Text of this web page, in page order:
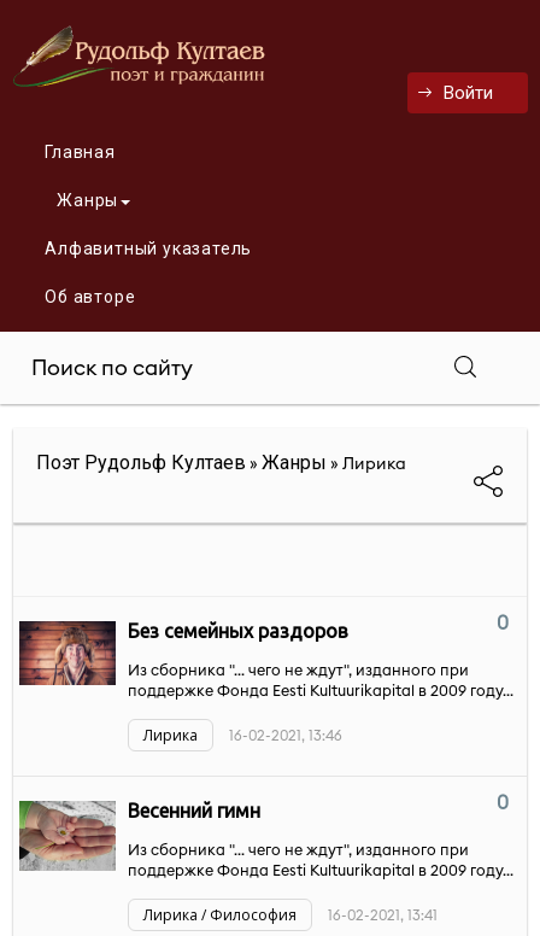
Войти
Главная
Жанры
Алфавитный указатель
Об авторе
Поэт Рудольф Култаев »Жанры » Лирика
0
Без семейных раздоров
Из сборника "... чего не ждут", изданного при
поддержке Фонда Eesti Kultuurikapital в 2009 году...
Лирика 16-02-2021, 13:46
0
Весенний гимн
Из сборника "... чего не ждут", изданного при
поддержке Фонда Eesti Kultuurikapital в 2009 году...
Лирика / Философия 16-02-2021, 13:41